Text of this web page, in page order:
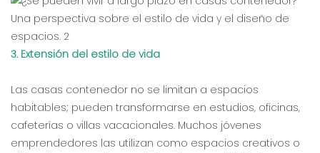
3. Extensión del estilo de vida
Las casas contenedor no se limitan a espacios
habitables; pueden transformarse en estudios, oficinas,
cafeterías o villas vacacionales. Muchos jóvenes
emprendedores las utilizan como espacios creativos o